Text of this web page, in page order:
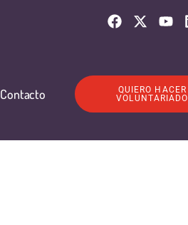
Contacto
QUIERO HACER
VOLUNTARIADO